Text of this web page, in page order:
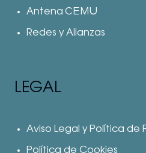
Antena CEMU
Redes y Alianzas
LEGAL
Aviso Legal y Política de
Política de Cookies